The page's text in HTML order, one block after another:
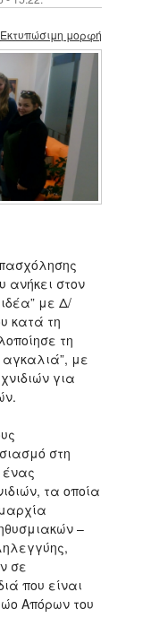
Εκτυπώσιμη μορφή
ανήκει στον
με Δ/
κατά τη
τη
αγκαλιά”, με
για
στη
ένας
τα οποία
–
σε
που είναι
Απόρων του